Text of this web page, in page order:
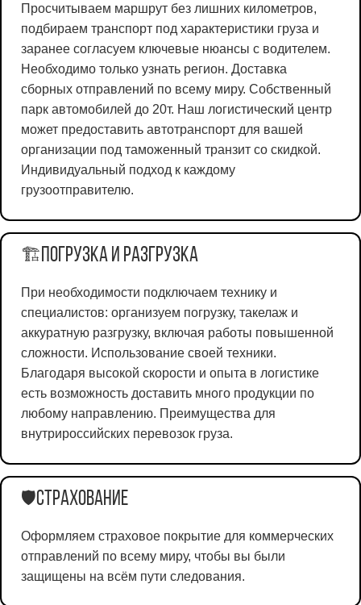
Просчитываем маршрут без лишних километров,
подбираем транспорт под характеристики груза и
заранее согласуем ключевые нюансы с водителем.
Необходимо только узнать регион. Доставка
сборных отправлений по всему миру. Собственный
парк автомобилей до 20т. Наш логистический центр
может предоставить автотранспорт для вашей
организации под таможенный транзит со скидкой.
Индивидуальный подход к каждому
грузоотправителю.
🏗️Погрузка и разгрузка
При необходимости подключаем технику и
специалистов: организуем погрузку, такелаж и
аккуратную разгрузку, включая работы повышенной
сложности. Использование своей техники.
Благодаря высокой скорости и опыта в логистике
есть возможность доставить много продукции по
любому направлению. Преимущества для
внутрироссийских перевозок груза.
🛡️Страхование
Оформляем страховое покрытие для коммерческих
отправлений по всему миру, чтобы вы были
защищены на всём пути следования.